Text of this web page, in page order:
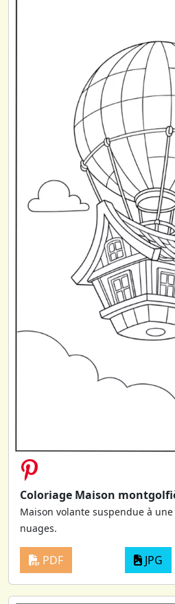
Coloriage Maison
Maison volante suspendue à
nuages.
PDF JPG